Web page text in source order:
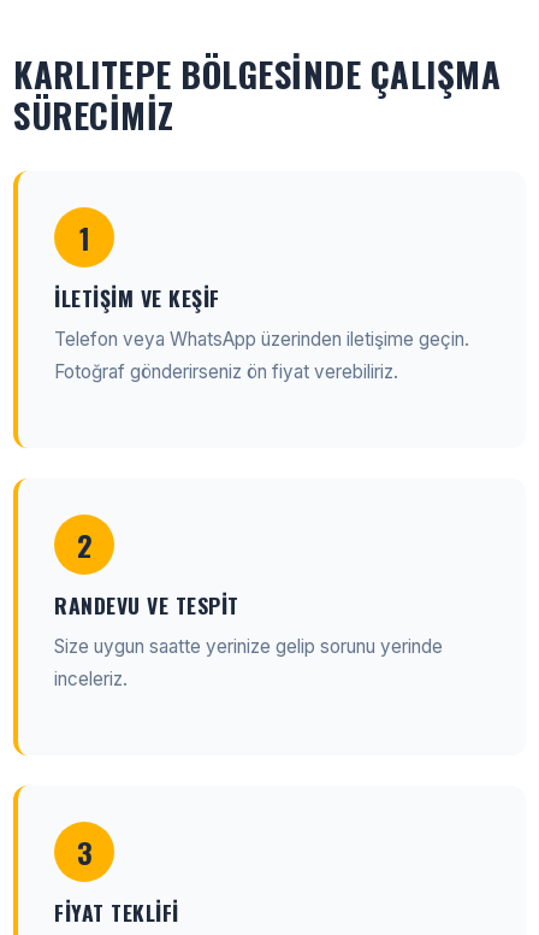
KARLITEPE BÖLGESINDE ÇALIŞMA
SÜRECIMIZ
1
İLETIŞIM VE KEŞIF
Telefon veya WhatsApp üzerinden iletişime geçin.
Fotoğraf gönderirseniz ön fiyat verebiliriz.
2
RANDEVU VE TESPIT
Size uygun saatte yerinize gelip sorunu yerinde
inceleriz.
3
FIYAT TEKLIFI